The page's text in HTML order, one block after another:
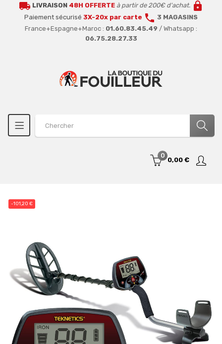
local_shipping LIVRAISON 48H OFFERTE à partir de 200€ d'achat. lock
Paiement sécurisé 3X-20x par carte call 3 MAGASINS
France+Espagne+Maroc : 01.60.83.45.49 / Whatsapp :
06.75.28.27.33
0
0,00 €
-101,20 €